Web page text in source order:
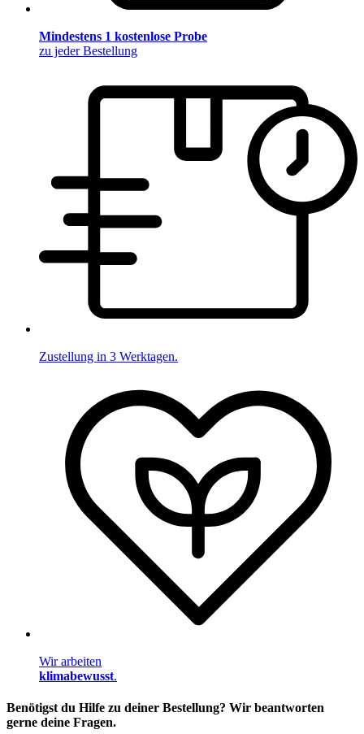
Mindestens 1 kostenlose Probe
zu jeder Bestellung
Zustellung in 3 Werktagen.
Wir arbeiten
klimabewusst.
Benötigst du Hilfe zu deiner Bestellung? Wir beantworten
gerne deine Fragen.